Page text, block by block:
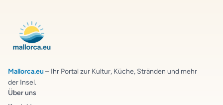
Mallorca.eu – Ihr Portal zur Kultur, Küche, Stränden und mehr
der Insel.
Über uns